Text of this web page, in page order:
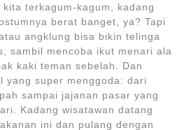
terkagum-kagum, kadang
berat banget, ya? Tapi
angklung bisa bikin telinga
sambil mencoba ikut menari ala
kaki teman sebelah. Dan
yang super menggoda: dari
sampai jajanan pasar yang
Kadang wisatawan datang
ini dan pulang dengan